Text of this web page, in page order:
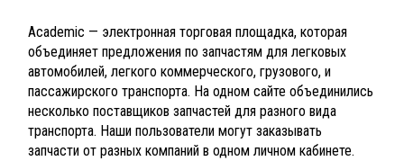
Academic — электронная торговая площадка, которая
объединяет предложения по запчастям для легковых
автомобилей, легкого коммерческого, грузового, и
пассажирского транспорта. На одном сайте объединились
несколько поставщиков запчастей для разного вида
транспорта. Наши пользователи могут заказывать
запчасти от разных компаний в одном личном кабинете.